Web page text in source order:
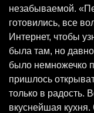
незабываемой.
готовились, все
Интернет, чтобы
была там, но
было немножечко
пришлось
только в радость.
вкуснейшая